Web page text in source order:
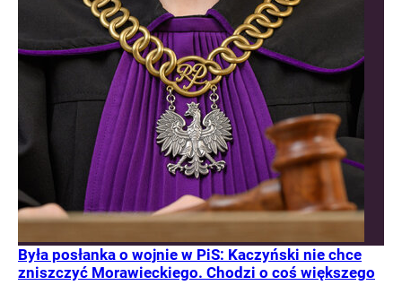
Była posłanka o wojnie w PiS: Kaczyński nie chce
zniszczyć Morawieckiego. Chodzi o coś większego